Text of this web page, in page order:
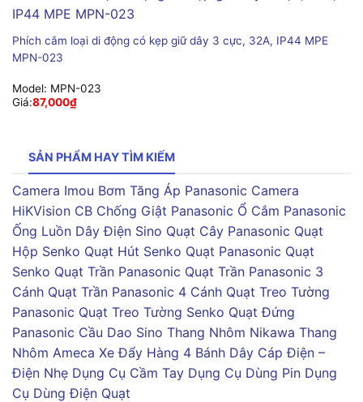
Phích cắm loại di động có kẹp giữ dây 3 cực, 32A, IP44 MPE
MPN-023
Model: MPN-023
Giá:87,000₫
SẢN PHẨM HAY TÌM KIẾM
Camera Imou Bơm Tăng Áp Panasonic Camera
HiKVision CB Chống Giật Panasonic Ổ Cắm Panasonic
Ống Luồn Dây Điện Sino Quạt Cây Panasonic Quạt
Hộp Senko Quạt Hút Senko Quạt Panasonic Quạt
Senko Quạt Trần Panasonic Quạt Trần Panasonic 3
Cánh Quạt Trần Panasonic 4 Cánh Quạt Treo Tường
Panasonic Quạt Treo Tường Senko Quạt Đứng
Panasonic Cầu Dao Sino Thang Nhôm Nikawa Thang
Nhôm Ameca Xe Đẩy Hàng 4 Bánh Dây Cáp Điện –
Điện Nhẹ Dụng Cụ Cầm Tay Dụng Cụ Dùng Pin Dụng
Cụ Dùng Điện Quạt